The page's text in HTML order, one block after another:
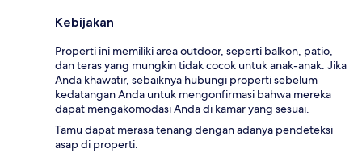
Kebijakan
Properti ini memiliki area outdoor, seperti balkon, patio,
dan teras yang mungkin tidak cocok untuk anak-anak. Jika
Anda khawatir, sebaiknya hubungi properti sebelum
kedatangan Anda untuk mengonfirmasi bahwa mereka
dapat mengakomodasi Anda di kamar yang sesuai.
Tamu dapat merasa tenang dengan adanya pendeteksi
asap di properti.